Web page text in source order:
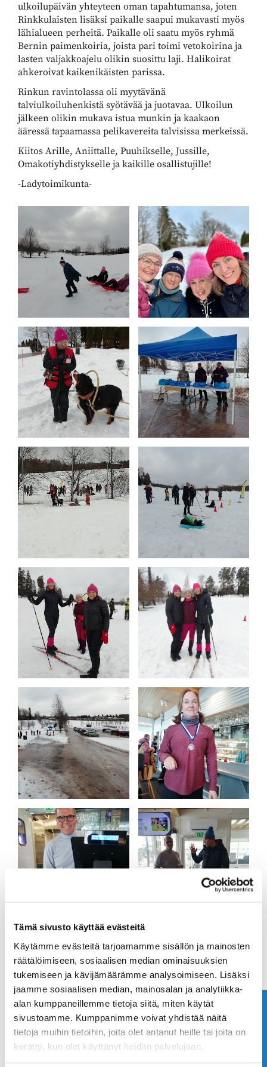
Tämä sivusto käyttää evästeitä
Käytämme evästeitä tarjoamamme sisällön ja mainosten
räätälöimiseen, sosiaalisen median ominaisuuksien
tukemiseen ja kävijämäärämme analysoimiseen. Lisäksi
jaamme sosiaalisen median, mainosalan ja analytiikka-
alan kumppaneillemme tietoja siitä, miten käytät
sivustoamme. Kumppanimme voivat yhdistää näitä
tietoja muihin tietoihin, joita olet antanut heille tai joita on
kerätty, kun olet käyttänyt heidän palvelujaan.
ulkoilupäivän yhteyteen oman tapahtumansa, joten
Rinkkulaisten lisäksi paikalle saapui mukavasti myös
lähialueen perheitä. Paikalle oli saatu myös ryhmä
Bernin paimenkoiria, joista pari toimi vetokoirina ja
lasten valjakkoajelu olikin suosittu laji. Halikoirat
ahkeroivat kaikenikäisten parissa.
Rinkun ravintolassa oli myytävänä
talviulkoiluhenkistä syötävää ja juotavaa. Ulkoilun
jälkeen olikin mukava istua munkin ja kaakaon
ääressä tapaamassa pelikavereita talvisissa merkeissä.
Kiitos Arille, Aniittalle, Puuhikselle, Jussille,
Omakotiyhdistykselle ja kaikille osallistujille!
-Ladytoimikunta-